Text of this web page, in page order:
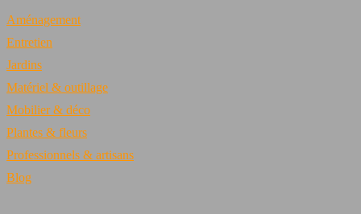
Aménagement
Entretien
Jardins
Matériel & outillage
Mobilier & déco
Plantes & fleurs
Professionnels & artisans
Blog